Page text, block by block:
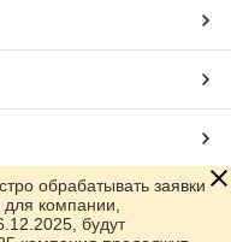
обрабатывать заявки
компании,
будут